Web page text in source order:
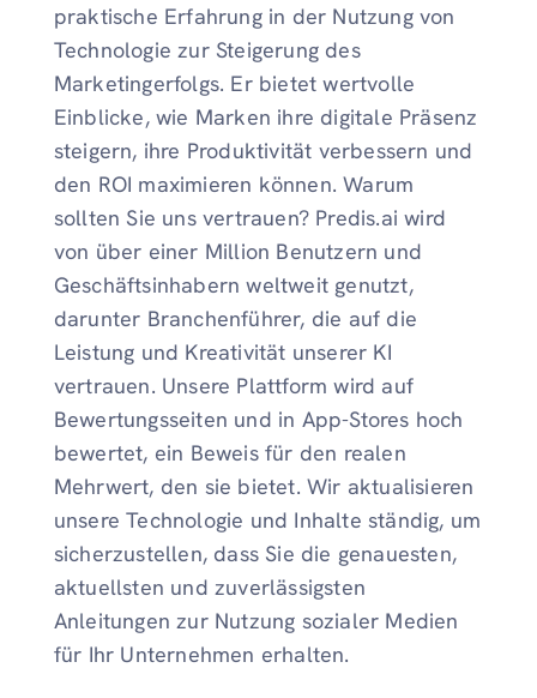
praktische Erfahrung in der Nutzung von
Technologie zur Steigerung des
Marketingerfolgs. Er bietet wertvolle
Einblicke, wie Marken ihre digitale Präsenz
steigern, ihre Produktivität verbessern und
den ROI maximieren können. Warum
sollten Sie uns vertrauen? Predis.ai wird
von über einer Million Benutzern und
Geschäftsinhabern weltweit genutzt,
darunter Branchenführer, die auf die
Leistung und Kreativität unserer KI
vertrauen. Unsere Plattform wird auf
Bewertungsseiten und in App-Stores hoch
bewertet, ein Beweis für den realen
Mehrwert, den sie bietet. Wir aktualisieren
unsere Technologie und Inhalte ständig, um
sicherzustellen, dass Sie die genauesten,
aktuellsten und zuverlässigsten
Anleitungen zur Nutzung sozialer Medien
für Ihr Unternehmen erhalten.